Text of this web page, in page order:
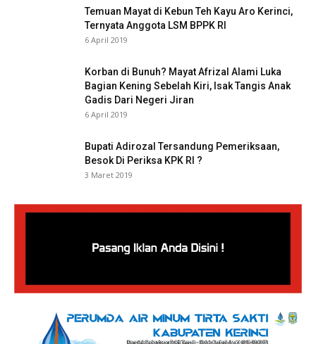
Temuan Mayat di Kebun Teh Kayu Aro Kerinci,
Ternyata Anggota LSM BPPK RI
6 April 2019
Korban di Bunuh? Mayat Afrizal Alami Luka
Bagian Kening Sebelah Kiri, Isak Tangis Anak
Gadis Dari Negeri Jiran
6 April 2019
Bupati Adirozal Tersandung Pemeriksaan,
Besok Di Periksa KPK RI ?
3 Maret 2019